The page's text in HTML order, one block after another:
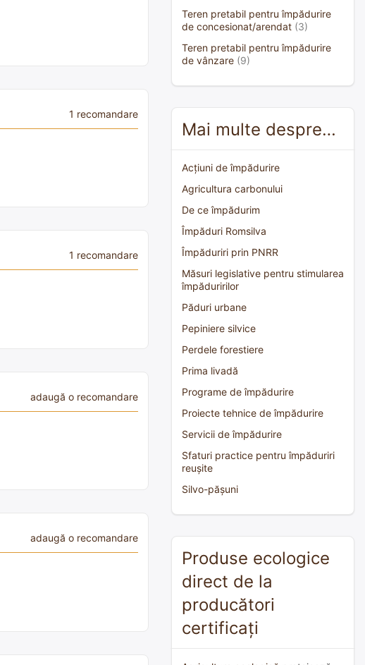
1 recomandare
1 recomandare
adaugă o recomandare
adaugă o recomandare
Teren pretabil pentru împădurire
de concesionat/arendat (3)
Teren pretabil pentru împădurire
de vânzare (9)
Mai multe despre…
Acțiuni de împădurire
Agricultura carbonului
De ce împădurim
Împăduri Romsilva
Împăduriri prin PNRR
Măsuri legislative pentru stimularea
împăduririlor
Păduri urbane
Pepiniere silvice
Perdele forestiere
Prima livadă
Programe de împădurire
Proiecte tehnice de împădurire
Servicii de împădurire
Sfaturi practice pentru împăduriri
reușite
Silvo-pășuni
Produse ecologice
direct de la
producători
certificați